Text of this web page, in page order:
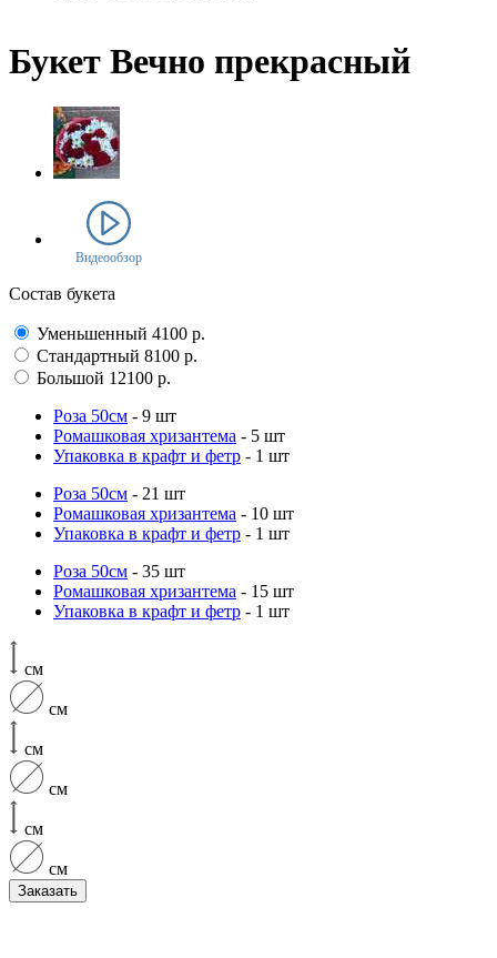
Букет Вечно прекрасный
Видеообзор
Состав букета
Уменьшенный 4100 р.
Стандартный 8100 р.
Большой 12100 р.
Роза 50см - 9 шт
Ромашковая хризантема - 5 шт
Упаковка в крафт и фетр - 1 шт
Роза 50см - 21 шт
Ромашковая хризантема - 10 шт
Упаковка в крафт и фетр - 1 шт
Роза 50см - 35 шт
Ромашковая хризантема - 15 шт
Упаковка в крафт и фетр - 1 шт
см
см
см
см
см
см
Заказать